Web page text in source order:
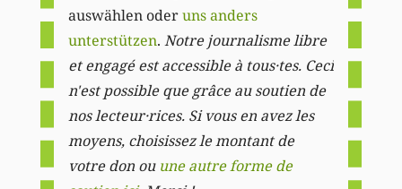
auswählen oderuns anders
unterstützen. Notre journalisme libre
et engagé est accessible à tous·tes. Ceci
n'est possible que grâce au soutien de
nos lecteur·rices. Si vous en avez les
moyens, choisissez le montant de
votre don ou une autre forme de